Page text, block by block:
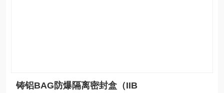
铸铝BAG防爆隔离密封盒（IIB